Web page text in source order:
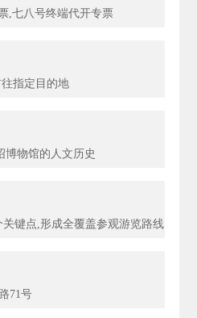
,七八号终端代开专票
指定目的地
博物馆的人文历史
键点,形成全覆盖参观游览路线
71号